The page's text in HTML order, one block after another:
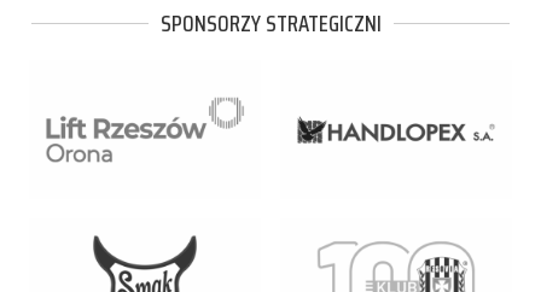
SPONSORZY STRATEGICZNI